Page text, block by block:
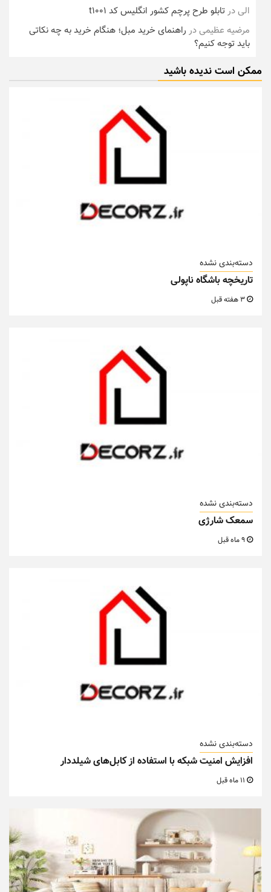
الیدرتابلو طرح پرچم کشور انگلیس کد t1001
مرضیه عظیمیدر راهنمای خرید مبل؛ هنگام خرید به چه نکاتی
باید توجه کنیم؟
ممکن است ندیده باشید
دسته‌بندی نشده
تاریخچه باشگاه ناپولی
دسته‌بندی نشده
سمعک شارژی
دسته‌بندی نشده
افزایش امنیت شبکه با استفاده از کابل‌های شیلددار